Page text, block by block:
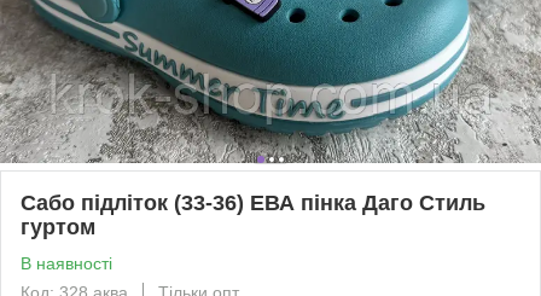
Сабо підліток (33-36) ЕВА пінка Даго Стиль
гуртом
В наявності
Код: 328 аква
Тільки опт